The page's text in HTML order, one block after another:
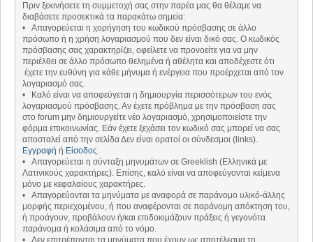
Πριν ξεκινήσετε τη συμμετοχή σας στην παρέα μας θα θέλαμε να
διαβάσετε προσεκτικά τα παρακάτω σημεία:
• Απαγορεύεται η χορήγηση του κωδικού πρόσβασης σε άλλο
πρόσωπο ή η χρήση λογαριασμού που δεν είναι δικό σας. Ο κωδικός
πρόσβασης σας χαρακτηρίζει, οφείλετε να προνοείτε για να μην
περιέλθει σε άλλο πρόσωπο θελημένα ή αθέλητα και αποδέχεστε ότι
έχετε την ευθύνη για κάθε μήνυμα ή ενέργεια που προέρχεται από τον
λογαριασμό σας.
• Καλό είναι να αποφεύγεται η δημιουργία περισσότερων του ενός
λογαριασμού πρόσβασης. Αν έχετε πρόβλημα με την πρόσβαση σας
στο forum μην δημιουργείτε νέο λογαριασμό, χρησιμοποιείστε την
φόρμα επικοινωνίας. Εάν έχετε ξεχάσει τον κωδικό σας μπορεί να σας
αποσταλεί από την σελίδα Δεν είναι ορατοί οι σύνδεσμοι (links).
Εγγραφή ή Είσοδος.
• Απαγορεύεται η σύνταξη μηνυμάτων σε Greeklish (Ελληνικά με
Λατινικούς χαρακτήρες). Επίσης, καλό είναι να αποφεύγονται κείμενα
μόνο με κεφαλαίους χαρακτήρες.
• Απαγορεύονται τα μηνύματα με αναφορά σε παράνομο υλικό-άλλης
μορφής περιεχομένου, ή που αναφέρονται σε παράνομη απόκτηση του,
ή προάγουν, προβάλουν ή/και επιδοκιμάζουν πράξεις ή γεγονότα
παράνομα ή κολάσιμα από το νόμο.
• Δεν επιτρέπονται τα μηνύματα που έχουν ως αποτέλεσμα τη